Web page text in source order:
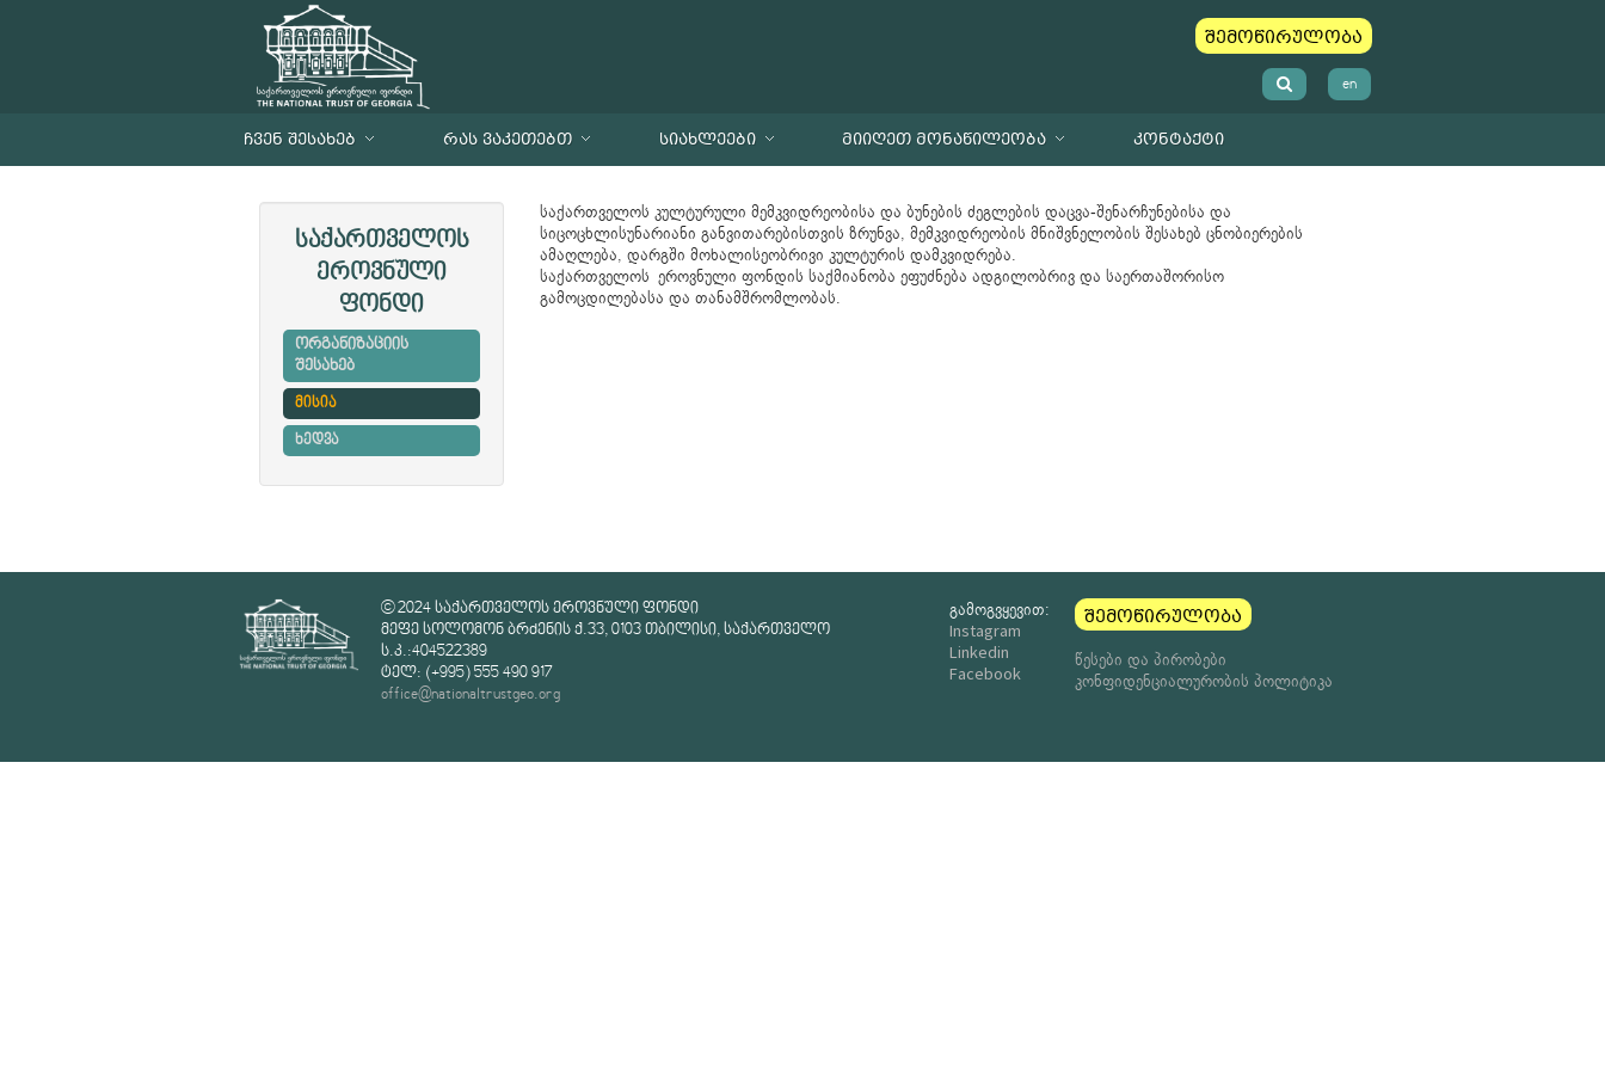
შემოწირულობა
en
ᲩᲕᲔᲜ ᲨᲔᲡᲐᲮᲔᲑ ᲠᲐᲡ ᲕᲐᲙᲔᲗᲔᲑᲗ ᲡᲘᲐᲮᲚᲔᲔᲑᲘ ᲛᲘᲘᲦᲔᲗ ᲛᲝᲜᲐᲬᲘᲚᲔᲝᲑᲐ ᲙᲝᲜᲢᲐᲥᲢᲘ
საქართველოს
ეროვნული
ფონდი
ორგანიზაციის
შესახებ
მისია
ხედვა
საქართველოს კულტურული მემკვიდრეობისა და ბუნების ძეგლების დაცვა-შენარჩუნებისა და
სიცოცხლისუნარიანი განვითარებისთვის ზრუნვა, მემკვიდრეობის მნიშვნელობის შესახებ ცნობიერების
ამაღლება, დარგში მოხალისეობრივი კულტურის დამკვიდრება.
საქართველოს ეროვნული ფონდის საქმიანობა ეფუძნება ადგილობრივ და საერთაშორისო
გამოცდილებასა და თანამშრომლობას.
© 2024 საქართველოს ეროვნული ფონდი
მეფე სოლომონ ბრძენის ქ.33, 0103 თბილისი, საქართველო
ს.კ.:404522389
ტელ: (+995) 555 490 917
office@nationaltrustgeo.org
გამოგვყევით:
Instagram
Linkedin
Facebook
შემოწირულობა
წესები და პირობები
კონფიდენციალურობის პოლიტიკა